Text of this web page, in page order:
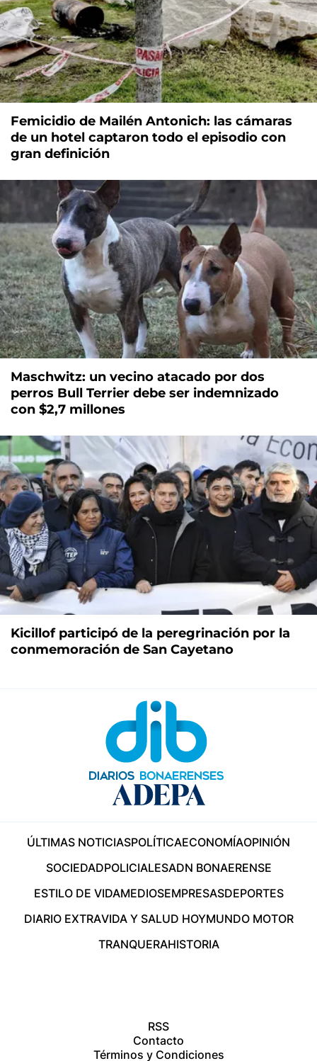
Femicidio de Mailén Antonich: las cámaras
de un hotel captaron todo el episodio con
gran definición
Maschwitz: un vecino atacado por dos
perros Bull Terrier debe ser indemnizado
con $2,7 millones
Kicillof participó de la peregrinación por la
conmemoración de San Cayetano
ÚLTIMAS NOTICIASPOLÍTICAECONOMÍAOPINIÓN
SOCIEDADPOLICIALESADN BONAERENSE
ESTILO DE VIDAMEDIOSEMPRESASDEPORTES
DIARIO EXTRAVIDA Y SALUD HOYMUNDO MOTOR
TRANQUERAHISTORIA
RSS
Contacto
Términos y Condiciones